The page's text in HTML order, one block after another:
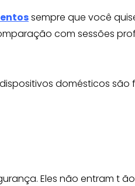
sempre que você
com sessões
domésticos
Eles não entram t